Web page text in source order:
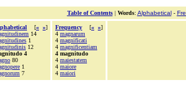
Table of Contents| Words: Alphabetical-
[« »]
14
1
12
4
80
1
7
Frequency [« »]
4 magnarum
4 magnificati
4 magnificentiam
4 magnitudo
4 maiestatem
4 maiore
4 maiori